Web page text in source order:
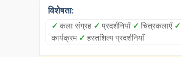
विशेषता:
✓ कला संग्रह ✓ प्रदर्शनियाँ ✓ चित्रकलाएँ✓
कार्यक्रम ✓ हस्तशिल्प प्रदर्शनियाँ